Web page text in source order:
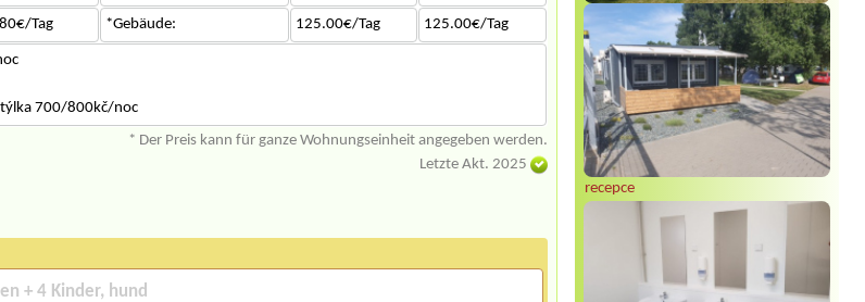
recepce
Tag *Gebäude: 125.00€/Tag 125.00€/Tag
700/800kč/noc
* Der Preis kann für ganze Wohnungseinheit angegeben werden.
Letzte Akt. 2025